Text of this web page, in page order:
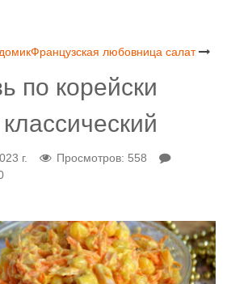
Французская любовница салат
по корейски
г.
Просмотров: 558